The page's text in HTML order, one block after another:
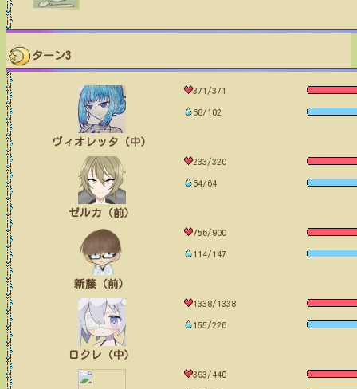
ターン3
ヴィオレッタ（中）
371/371
68/102
ゼルカ（前）
233/320
64/64
新藤（前）
756/900
114/147
ロクレ（中）
1338/1338
155/226
393/440